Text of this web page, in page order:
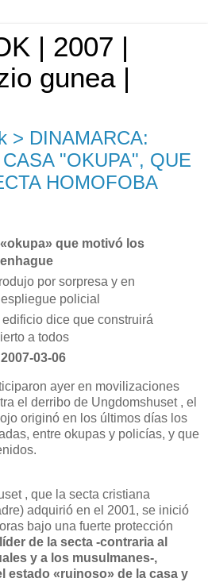
| 2007 |
gunea |
> DINAMARCA:
"OKUPA", QUE
HOMOFOBA
que motivó los
por sorpresa y en
policial
dice que construirá
a todos
03-06
ayer en movilizaciones
el derribo de Ungdomshuset , el
originó en los últimos días los
entre okupas y policías, y que
, que la secta cristiana
adquirió en el 2001, se inició
bajo una fuerte protección
de la secta -contraria al
y a los musulmanes-,
estado «ruinoso» de la casa y